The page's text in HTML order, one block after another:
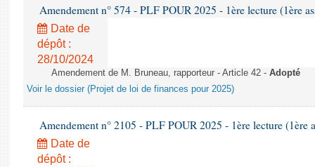
Amendement n° 574 - PLF POUR 2025 - 1ère lecture (1ère
Date de
dépôt :
28/10/2024
Amendement de M. Bruneau, rapporteur - Article 42 - Adopté
Voir le dossier (Projet de loi de finances pour 2025)
Amendement n° 2105 - PLF POUR 2025 - 1ère lecture (1ère
Date de
dépôt :